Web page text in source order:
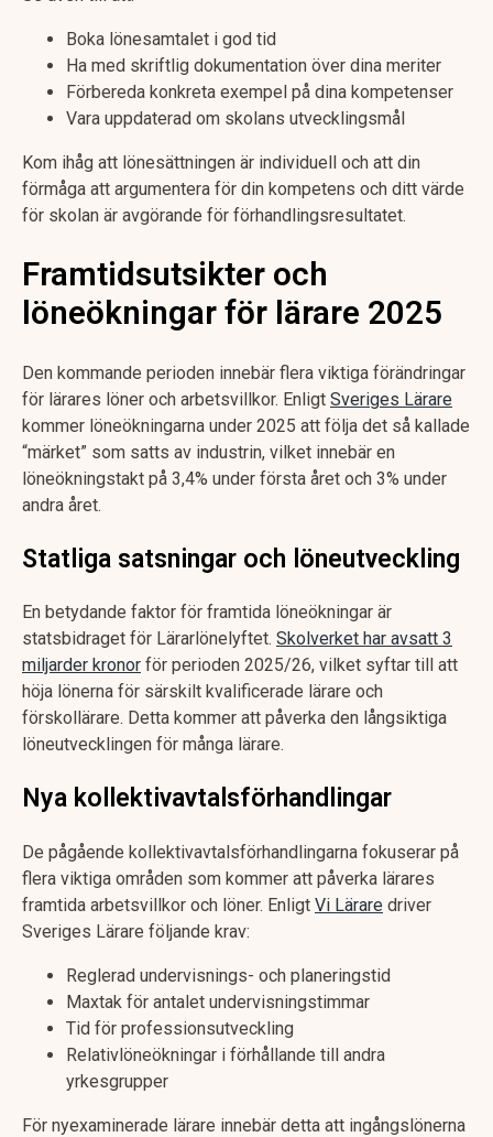
Boka lönesamtalet i god tid
Ha med skriftlig dokumentation över dina meriter
Förbereda konkreta exempel på dina kompetenser
Vara uppdaterad om skolans utvecklingsmål
Kom ihåg att lönesättningen är individuell och att din
förmåga att argumentera för din kompetens och ditt värde
för skolan är avgörande för förhandlingsresultatet.
Framtidsutsikter och
löneökningar för lärare 2025
Den kommande perioden innebär flera viktiga förändringar
för lärares löner och arbetsvillkor. Enligt Sveriges Lärare
kommer löneökningarna under 2025 att följa det så kallade
“märket” som satts av industrin, vilket innebär en
löneökningstakt på 3,4% under första året och 3% under
andra året.
Statliga satsningar och löneutveckling
En betydande faktor för framtida löneökningar är
statsbidraget för Lärarlönelyftet. Skolverket har avsatt 3
miljarder kronor för perioden 2025/26, vilket syftar till att
höja lönerna för särskilt kvalificerade lärare och
förskollärare. Detta kommer att påverka den långsiktiga
löneutvecklingen för många lärare.
Nya kollektivavtalsförhandlingar
De pågående kollektivavtalsförhandlingarna fokuserar på
flera viktiga områden som kommer att påverka lärares
framtida arbetsvillkor och löner. Enligt Vi Lärare driver
Sveriges Lärare följande krav:
Reglerad undervisnings- och planeringstid
Maxtak för antalet undervisningstimmar
Tid för professionsutveckling
Relativlöneökningar i förhållande till andra
yrkesgrupper
För nyexaminerade lärare innebär detta att ingångslönerna